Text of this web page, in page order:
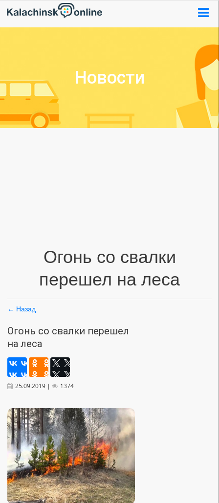
Новости
Огонь со свалки
перешел на леса
← Назад
Огонь со свалки перешел
на леса
25.09.2019 | 1374